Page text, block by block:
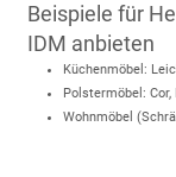
Beispiele für
IDM anbieten
Küchenmöbel:
Polstermöbel: Cor,
Wohnmöbel